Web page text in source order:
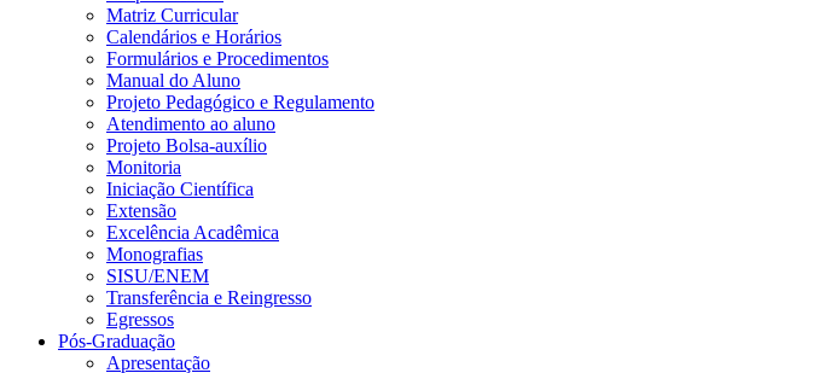
Matriz Curricular
Calendários e Horários
Formulários e Procedimentos
Manual do Aluno
Projeto Pedagógico e Regulamento
Atendimento ao aluno
Projeto Bolsa-auxílio
Monitoria
Iniciação Científica
Extensão
Excelência Acadêmica
Monografias
SISU/ENEM
Transferência e Reingresso
Egressos
Pós-Graduação
Apresentação